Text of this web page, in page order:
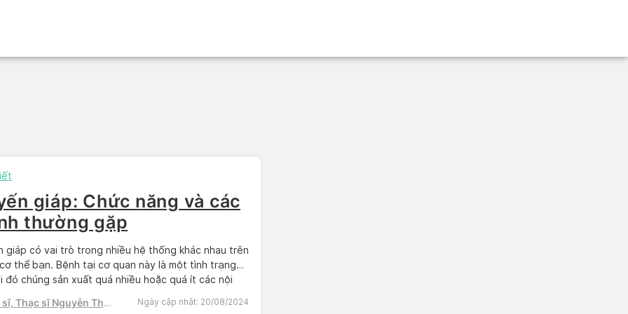
giáp: Chức năng và các
thường gặp
giáp có vai trò trong nhiều hệ thống khác nhau trên
thể bạn. Bệnh tại cơ quan này là một tình trạng
đó chúng sản xuất quá nhiều hoặc quá ít các nội
giáp Hashimoto,… Hãy […]
Thạc sĩ Nguyễn Thị
Ngày cập nhật: 20/08/2024